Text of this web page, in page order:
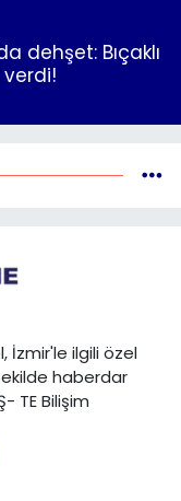
dehşet: Bıçaklı
İzmir'le ilgili özel
haberdar
TE Bilişim